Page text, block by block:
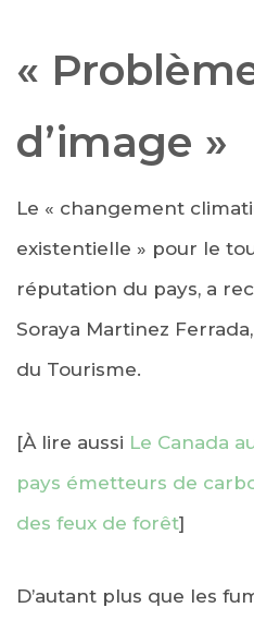
«
d’image »
Le « changement
existentielle » pour le
réputation du pays, a
Soraya Martinez
du Tourisme.
[À lire aussi Le Canada
pays émetteurs de
des feux de forêt]
D’autant plus que les